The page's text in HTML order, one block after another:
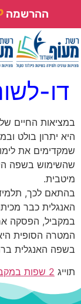
ההרשמה
דו-
במציאות החיים
היא יתרון בולט
שמקדימים את
שהשימוש בשפה
מיטבית.
בהתאם לכך,
האנגלית כבר
במקביל, הפסקה
המטרה הסופית
בשפה האנגלית
תוייג 2 שפות במקביל